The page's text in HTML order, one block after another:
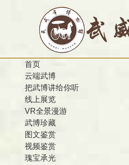
今天是：
首页
云端武博
把武博讲给你听
线上展览
VR全景漫游
武博珍藏
图文鉴赏
视频鉴赏
瑰宝承光